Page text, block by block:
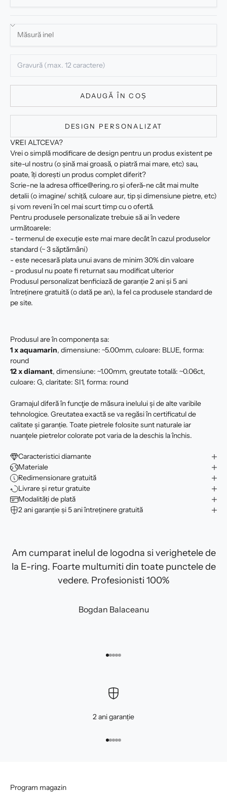
ADAUGĂ ÎN COȘ
DESIGN PERSONALIZAT
VREI ALTCEVA?
Vrei o simplă modificare de design pentru un produs existent pe
site-ul nostru (o șină mai groasă, o piatră mai mare, etc) sau,
poate, îți dorești un produs complet diferit?
Scrie-ne la adresa office@ering.ro și oferă-ne cât mai multe
detalii (o imagine/ schiță, culoare aur, tip și dimensiune pietre, etc)
și vom reveni în cel mai scurt timp cu o ofertă.
Pentru produsele personalizate trebuie să ai în vedere
următoarele:
- termenul de execuție este mai mare decât în cazul produselor
standard (~ 3 săptămâni)
- este necesară plata unui avans de minim 30% din valoare
- produsul nu poate fi returnat sau modificat ulterior
Produsul personalizat benficiază de garanție 2 ani și 5 ani
întreținere gratuită (o dată pe an), la fel ca produsele standard de
pe site.
Produsul are în componența sa:
1 x aquamarin, dimensiune: ~5.00mm, culoare: BLUE, forma:
round
12 xdiamant, dimensiune: ~1.00mm, greutate totală: ~0.06ct,
culoare: G, claritate: SI1, forma: round
Gramajul diferă în funcţie de măsura inelului şi de alte varibile
tehnologice. Greutatea exactă se va regăsi în certificatul de
calitate şi garanție. Toate pietrele folosite sunt naturale iar
nuanţele pietrelor colorate pot varia de la deschis la închis.
Caracteristici diamante
Materiale
Redimensionare gratuită
Livrare și retur gratuite
Modalități de plată
2 ani garanție și 5 ani întreținere gratuită
Am cumparat inelul de logodna si verighetele de
la E-ring. Foarte multumiti din toate punctele de
vedere. Profesionisti 100%
Bogdan Balaceanu
Mergi la articolul 1
Mergi la articolul 2
Mergi la articolul 3
Mergi la articolul 4
Mergi la articolul 5
2 ani garanție
Mergi la articolul 1
Mergi la articolul 2
Mergi la articolul 3
Mergi la articolul 4
Mergi la articolul 5
Program magazin